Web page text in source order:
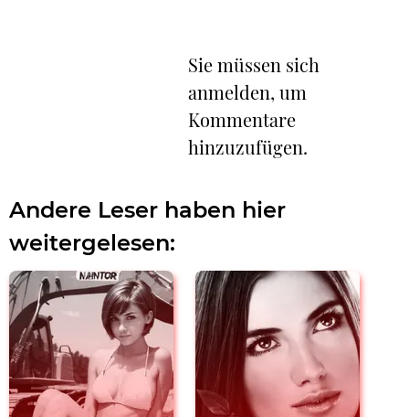
Sie müssen sich
anmelden, um
Kommentare
hinzuzufügen.
Andere Leser haben hier
weitergelesen: